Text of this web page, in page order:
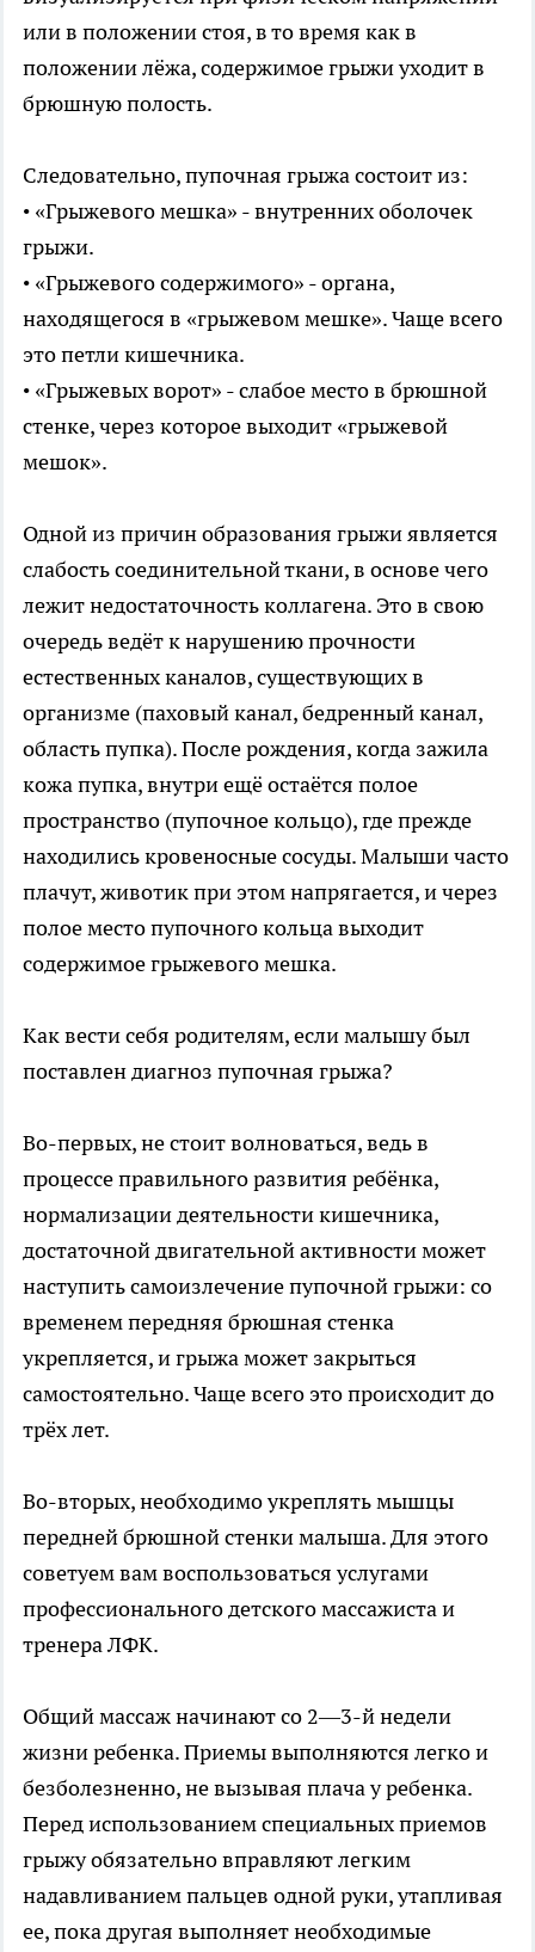
или в положении стоя, в то время как в
положении лёжа, содержимое грыжи уходит в
брюшную полость.
Следовательно, пупочная грыжа состоит из:
• «Грыжевого мешка» - внутренних оболочек
грыжи.
• «Грыжевого содержимого» - органа,
находящегося в «грыжевом мешке». Чаще всего
это петли кишечника.
• «Грыжевых ворот» - слабое место в брюшной
стенке, через которое выходит «грыжевой
мешок».
Одной из причин образования грыжи является
слабость соединительной ткани, в основе чего
лежит недостаточность коллагена. Это в свою
очередь ведёт к нарушению прочности
естественных каналов, существующих в
организме (паховый канал, бедренный канал,
область пупка). После рождения, когда зажила
кожа пупка, внутри ещё остаётся полое
пространство (пупочное кольцо), где прежде
находились кровеносные сосуды. Малыши часто
плачут, животик при этом напрягается, и через
полое место пупочного кольца выходит
содержимое грыжевого мешка.
Как вести себя родителям, если малышу был
поставлен диагноз пупочная грыжа?
Во-первых, не стоит волноваться, ведь в
процессе правильного развития ребёнка,
нормализации деятельности кишечника,
достаточной двигательной активности может
наступить самоизлечение пупочной грыжи: со
временем передняя брюшная стенка
укрепляется, и грыжа может закрыться
самостоятельно. Чаще всего это происходит до
трёх лет.
Во-вторых, необходимо укреплять мышцы
передней брюшной стенки малыша. Для этого
советуем вам воспользоваться услугами
профессионального детского массажиста и
тренера ЛФК.
Общий массаж начинают со 2—3-й недели
жизни ребенка. Приемы выполняются легко и
безболезненно, не вызывая плача у ребенка.
Перед использованием специальных приемов
грыжу обязательно вправляют легким
надавливанием пальцев одной руки, утапливая
ее, пока другая выполняет необходимые